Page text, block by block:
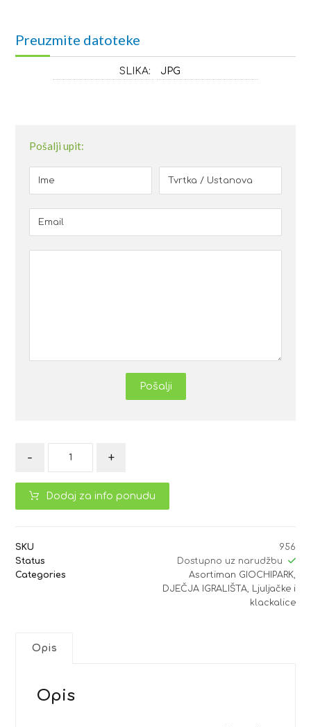
Preuzmite datoteke
SLIKA: JPG
Pošalji upit:
Pošalji
- +
Dodaj za info ponudu
SKU
956
Status
Dostupno uz narudžbu
Categories
Asortiman GIOCHIPARK,
DJEČJA IGRALIŠTA, Ljuljačke i
klackalice
Opis
Opis